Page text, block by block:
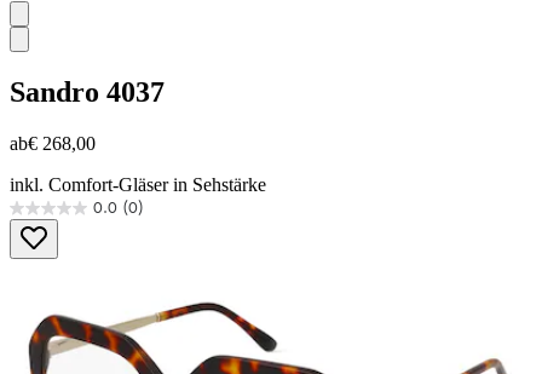
Sandro 4037
ab€ 268,00
inkl. Comfort-Gläser in Sehstärke
0.0 (0)
0.0
von
5